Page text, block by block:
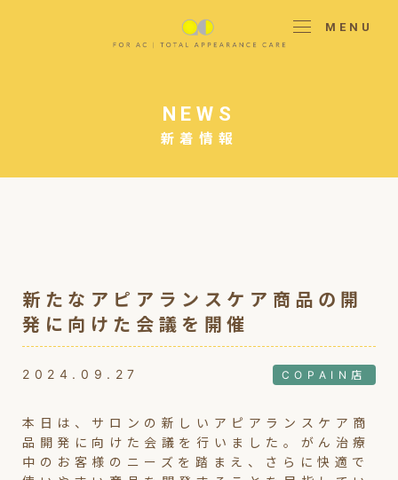
MENU
新着情報
NEWS
新たなアピアランスケア商品の開
発に向けた会議を開催
2024.09.27 COPAIN店
本日は、サロンの新しいアピアランスケア商
品開発に向けた会議を行いました。がん治療
中のお客様のニーズを踏まえ、さらに快適で